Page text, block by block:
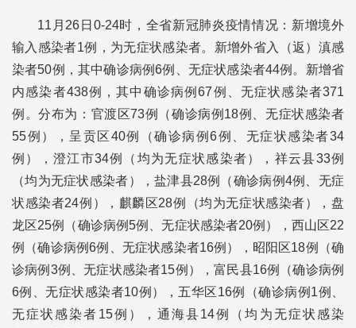
11月26日0-24时，全省新冠肺炎疫情情况： 新增境外
输入感染者1例，为无症状感染者。新增外省入（返）滇感
染者50例，其中确诊病例6例、无症状感染者44例。新增省
内感染者438例，其中确诊病例67例、无症状感染者371
例。分布为：官渡区73例（确诊病例18例、无症状感染者
55例），呈贡区40例（确诊病例6例、无症状感染者34
例），澄江市34例（均为无症状感染者），祥云县33例
（均为无症状感染者），盐津县28例（确诊病例4例、无症
状感染者24例），麒麟区28例（均为无症状感染者），盘
龙区25例（确诊病例5例、无症状感染者20例），西山区22
例（确诊病例6例、无症状感染者16例），昭阳区18例（确
诊病例3例、无症状感染者15例），富民县16例（确诊病例
6例、无症状感染者10例），五华区16例（确诊病例1例、
无症状感染者15例），通海县14例（均为无症状感染